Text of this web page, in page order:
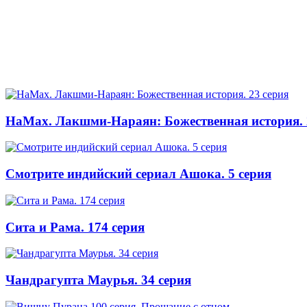
НаМах. Лакшми-Нараян: Божественная история.
Смотрите индийский сериал Ашока. 5 серия
Сита и Рама. 174 серия
Чандрагупта Маурья. 34 серия